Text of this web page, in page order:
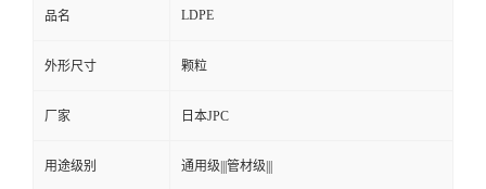
品名 LDPE
外形尺寸 颗粒
厂家 日本JPC
用途级别 通用级|||管材级|||